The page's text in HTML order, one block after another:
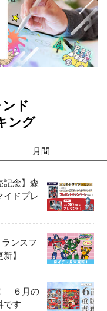
ド
ング
月間
記念】森
ドプレ
ンスフ
】
６月の
です